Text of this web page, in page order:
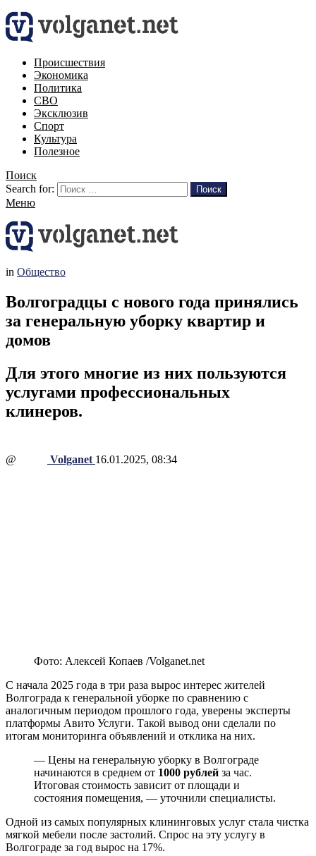
Происшествия
Экономика
Политика
СВО
Эксклюзив
Спорт
Культура
Полезное
Поиск
Search for:
Поиск
Меню
in Общество
Волгоградцы с нового года принялись
за генеральную уборку квартир и
домов
Для этого многие из них пользуются
услугами профессиональных
клинеров.
@ Volganet 16.01.2025, 08:34
Фото: Алексей Копаев /Volganet.net
С начала 2025 года в три раза вырос интерес жителей
Волгограда к генеральной уборке по сравнению с
аналогичным периодом прошлого года, уверены эксперты
платформы Авито Услуги. Такой вывод они сделали по
итогам мониторинга объявлений и отклика на них.
— Цены на генеральную уборку в Волгограде
начинаются в среднем от 1000 рублей за час.
Итоговая стоимость зависит от площади и
состояния помещения, — уточнили специалисты.
Одной из самых популярных клининговых услуг стала чистка
мягкой мебели после застолий. Спрос на эту услугу в
Волгограде за год вырос на 17%.